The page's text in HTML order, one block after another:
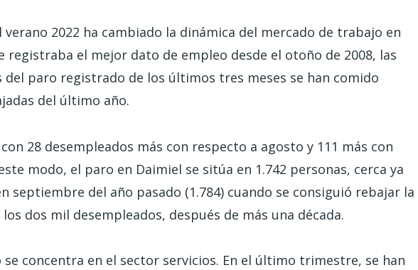
verano 2022 ha cambiado la dinámica del mercado de trabajo en
registraba el mejor dato de empleo desde el otoño de 2008, las
del paro registrado de los últimos tres meses se han comido
del último año.
28 desempleados más con respecto a agosto y 111 más con
modo, el paro en Daimiel se sitúa en 1.742 personas, cerca ya
septiembre del año pasado (1.784) cuando se consiguió rebajar la
dos mil desempleados, después de más una década.
concentra en el sector servicios. En el último trimestre, se han